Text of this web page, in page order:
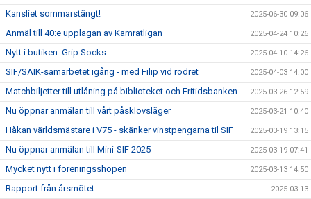
Kansliet sommarstängt! 2025-06-30 09:06
Anmäl till 40:e upplagan av Kamratligan 2025-04-24 10:26
Nytt i butiken: Grip Socks 2025-04-10 14:26
SIF/SAIK-samarbetet igång - med Filip vid rodret 2025-04-03 14:00
Matchbiljetter till utlåning på biblioteket och Fritidsbanken 2025-03-26 12:59
Nu öppnar anmälan till vårt påsklovsläger 2025-03-21 10:40
Håkan världsmästare i V75 - skänker vinstpengarna til SIF 2025-03-19 13:15
Nu öppnar anmälan till Mini-SIF 2025 2025-03-19 07:41
Mycket nytt i föreningsshopen 2025-03-13 14:50
Rapport från årsmötet 2025-03-13